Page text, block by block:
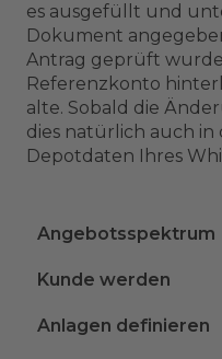
es ausgefüllt und
Dokument
Antrag geprüft
Referenzkonto
alte. Sobald die
dies natürlich auch in
Depotdaten Ihres
Angebotsspektrum
Kunde werden
Anlagen definieren